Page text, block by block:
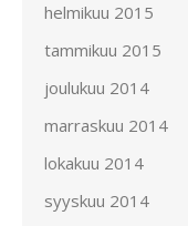
helmikuu 2015
tammikuu 2015
joulukuu 2014
marraskuu 2014
lokakuu 2014
syyskuu 2014